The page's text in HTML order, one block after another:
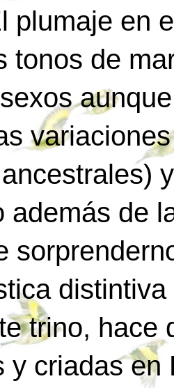
plumaje en
tonos de
además de
trino, hace
y criadas